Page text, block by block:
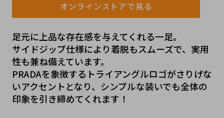
オンラインストアで見る
足元に上品な存在感を与えてくれる一足。
サイドジップ仕様により着脱もスムーズで、実用
性も兼ね備えています。
PRADAを象徴するトライアングルロゴがさりげな
いアクセントとなり、シンプルな装いでも全体の
印象を引き締めてくれます！